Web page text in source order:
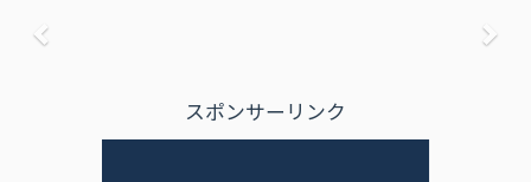
スポンサーリンク